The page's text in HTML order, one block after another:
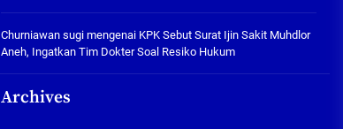
Churniawan sugimengenai KPK Sebut Surat Ijin Sakit Muhdlor
Aneh, Ingatkan Tim Dokter Soal Resiko Hukum
Archives